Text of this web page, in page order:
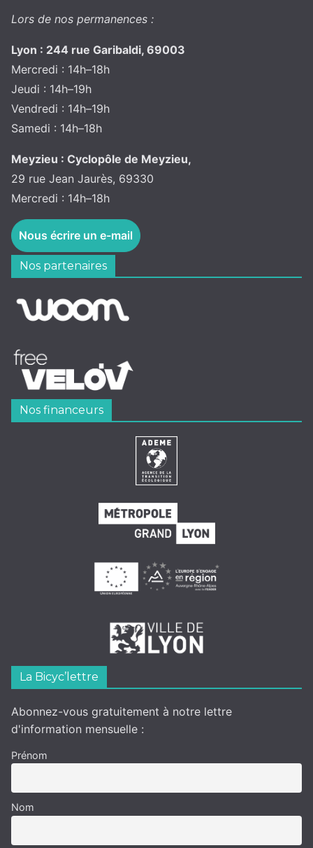
Lors de nos permanences :
Lyon : 244 rue Garibaldi, 69003
Mercredi : 14h–18h
Jeudi : 14h–19h
Vendredi : 14h–19h
Samedi : 14h–18h
Meyzieu : Cyclopôle de Meyzieu,
29 rue Jean Jaurès, 69330
Mercredi : 14h–18h
Nous écrire un e-mail
Nos partenaires
Nos financeurs
La Bicyc’lettre
Abonnez-vous gratuitement à notre lettre
d'information mensuelle :
Prénom
Nom